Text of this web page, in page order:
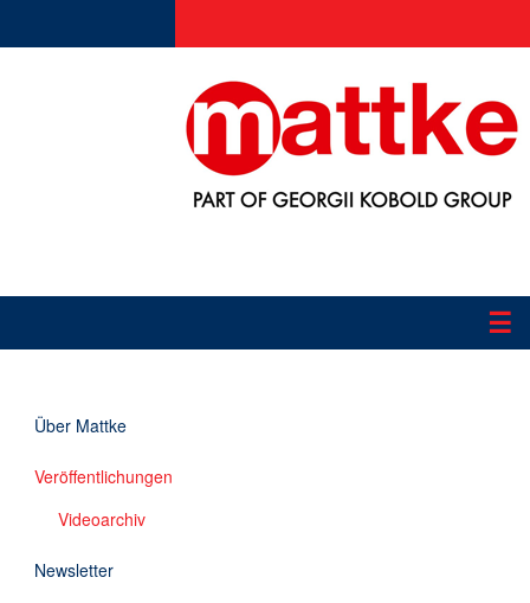
☰
Applikationen
Informationen
Über Mattke
Veröffentlichungen
Videoarchiv
Newsletter